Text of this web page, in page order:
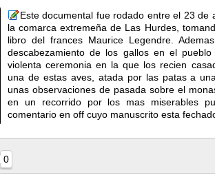
Este documental fue rodado entre el 23 de
la comarca extremeña de Las Hurdes,
libro del frances Maurice Legendre.
descabezamiento de los gallos en el
violenta ceremonia en la que los recien
una de estas aves, atada por las patas a
unas observaciones de pasada sobre el
en un recorrido por los mas miserables
comentario en off cuyo manuscrito esta
0